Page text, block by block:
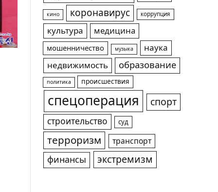
кино коронавирус коррупция
культура медицина
мошенничество музыка
наука
недвижимость
образование
политика происшествия
спецоперация спорт
строительство суд
терроризм транспорт
финансы экстремизм